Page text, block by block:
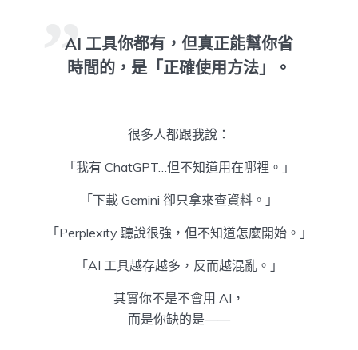
AI 工具你都有，但真正能幫你省
時間的，是「正確使用方法」。
很多人都跟我說：
「我有 ChatGPT…但不知道用在哪裡。」
「下載 Gemini 卻只拿來查資料。」
「Perplexity 聽說很強，但不知道怎麼開始。」
「AI 工具越存越多，反而越混亂。」
其實你不是不會用 AI，
而是你缺的是——